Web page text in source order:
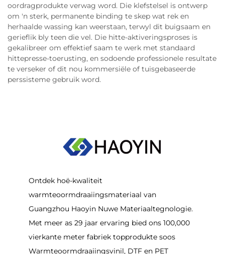
oordragprodukte verwag word. Die klefstelsel is ontwerp
om 'n sterk, permanente binding te skep wat rek en
herhaalde wassing kan weerstaan, terwyl dit buigsaam en
gerieflik bly teen die vel. Die hitte-aktiveringsproses is
gekalibreer om effektief saam te werk met standaard
hittepresse-toerusting, en sodoende professionele resultate
te verseker of dit nou kommersiële of tuisgebaseerde
perssisteme gebruik word.
Ontdek hoë-kwaliteit
warmteoormdraaiingsmateriaal van
Guangzhou Haoyin Nuwe Materiaaltegnologie.
Met meer as 29 jaar ervaring bied ons 100,000
vierkante meter fabriek topprodukte soos
Warmteoormdraaiingsvinil, DTF en PET